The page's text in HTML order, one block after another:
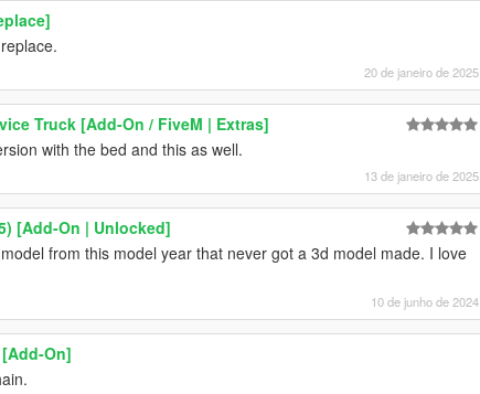
20 de janeiro de 2025
Truck [Add-On / FiveM | Extras]
with the bed and this as well.
13 de janeiro de 2025
[Add-On | Unlocked]
from this model year that never got a 3d model made. I love
10 de junho de 2024
On]